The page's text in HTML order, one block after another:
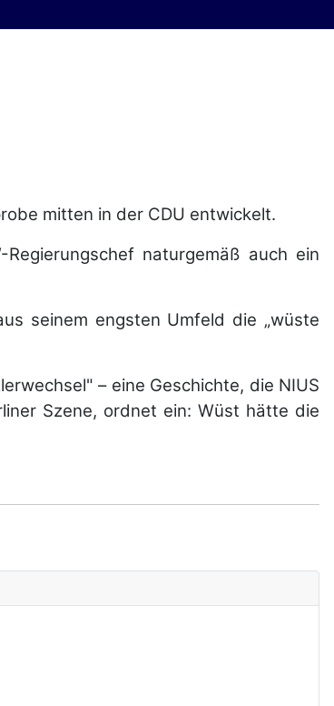
mitten in der CDU entwickelt.
naturgemäß auch ein
seinem engsten Umfeld die „wüste
– eine Geschichte, die NIUS
Szene, ordnet ein: Wüst hätte die